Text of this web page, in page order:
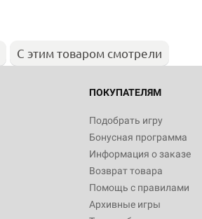
С этим товаром смотрели
ПОКУПАТЕЛЯМ
Подобрать игру
Бонусная программа
Информация о заказе
Возврат товара
Помощь с правилами
Архивные игры